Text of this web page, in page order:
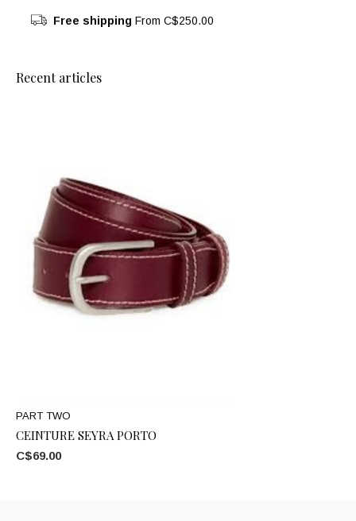
Free shipping From C$250.00
Recent articles
PART TWO
CEINTURE SEYRA PORTO
C$69.00